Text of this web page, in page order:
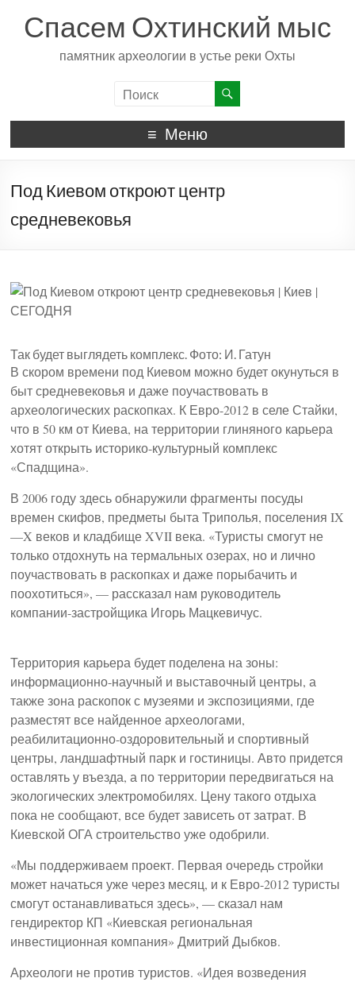
Спасем Охтинский мыс
памятник археологии в устье реки Охты
Меню
Под Киевом откроют центр
средневековья
Так будет выглядеть комплекс. Фото: И. Гатун
В скором времени под Киевом можно будет окунуться в
быт средневековья и даже поучаствовать в
археологических раскопках. К Евро-2012 в селе Стайки,
что в 50 км от Киева, на территории глиняного карьера
хотят открыть историко-культурный комплекс
«Спадщина».
В 2006 году здесь обнаружили фрагменты посуды
времен скифов, предметы быта Триполья, поселения IX
—X веков и кладбище XVII века. «Туристы смогут не
только отдохнуть на термальных озерах, но и лично
поучаствовать в раскопках и даже порыбачить и
поохотиться», — рассказал нам руководитель
компании-застройщика Игорь Мацкевичус.
Территория карьера будет поделена на зоны:
информационно-научный и выставочный центры, а
также зона раскопок с музеями и экспозициями, где
разместят все найденное археологами,
реабилитационно-оздоровительный и спортивный
центры, ландшафтный парк и гостиницы. Авто придется
оставлять у въезда, а по территории передвигаться на
экологических электромобилях. Цену такого отдыха
пока не сообщают, все будет зависеть от затрат. В
Киевской ОГА строительство уже одобрили.
«Мы поддерживаем проект. Первая очередь стройки
может начаться уже через месяц, и к Евро-2012 туристы
смогут останавливаться здесь», — сказал нам
гендиректор КП «Киевская региональная
инвестиционная компания» Дмитрий Дыбков.
Археологи не против туристов. «Идея возведения